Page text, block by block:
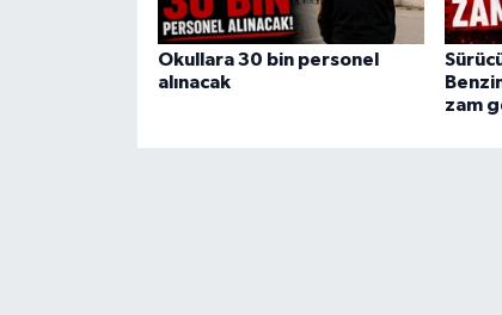
Okullara 30 bin personel
alınacak
zam